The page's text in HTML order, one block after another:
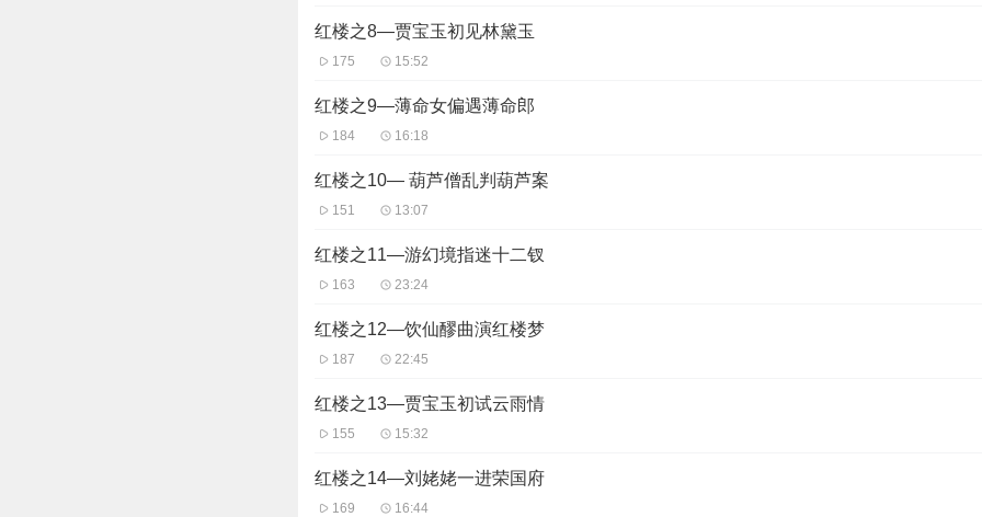
红楼之8—贾宝玉初见林黛玉
175 15:52
红楼之9—薄命女偏遇薄命郎
184 16:18
红楼之10— 葫芦僧乱判葫芦案
151 13:07
红楼之11—游幻境指迷十二钗
163 23:24
红楼之12—饮仙醪曲演红楼梦
187 22:45
红楼之13—贾宝玉初试云雨情
155 15:32
红楼之14—刘姥姥一进荣国府
169 16:44